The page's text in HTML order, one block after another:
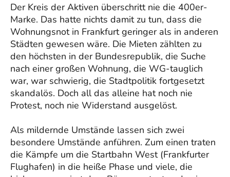
Der Kreis der Aktiven überschritt nie die 400er-
Marke. Das hatte nichts damit zu tun, dass die
Wohnungsnot in Frankfurt geringer als in anderen
Städten gewesen wäre. Die Mieten zählten zu
den höchsten in der Bundesrepublik, die Suche
nach einer großen Wohnung, die WG-tauglich
war, war schwierig, die Stadtpolitik fortgesetzt
skandalös. Doch all das alleine hat noch nie
Protest, noch nie Widerstand ausgelöst.
Als mildernde Umstände lassen sich zwei
besondere Umstände anführen. Zum einen traten
die Kämpfe um die Startbahn West (Frankfurter
Flughafen) in die heiße Phase und viele, die